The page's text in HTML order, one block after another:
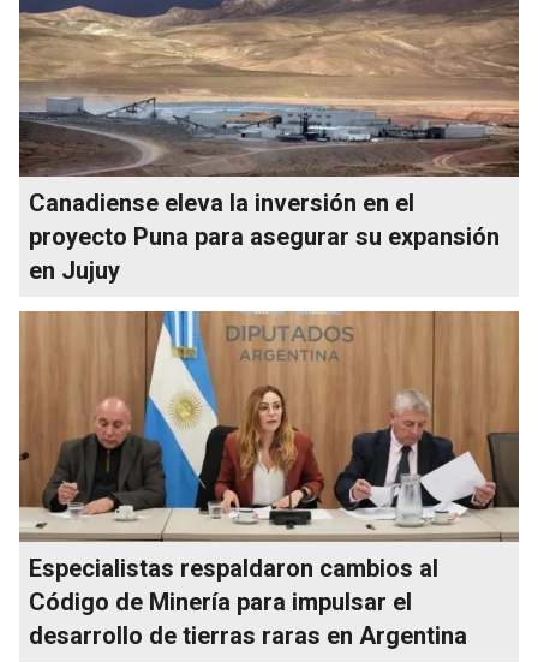
Canadiense eleva la inversión en el
proyecto Puna para asegurar su expansión
en Jujuy
Especialistas respaldaron cambios al
Código de Minería para impulsar el
desarrollo de tierras raras en Argentina